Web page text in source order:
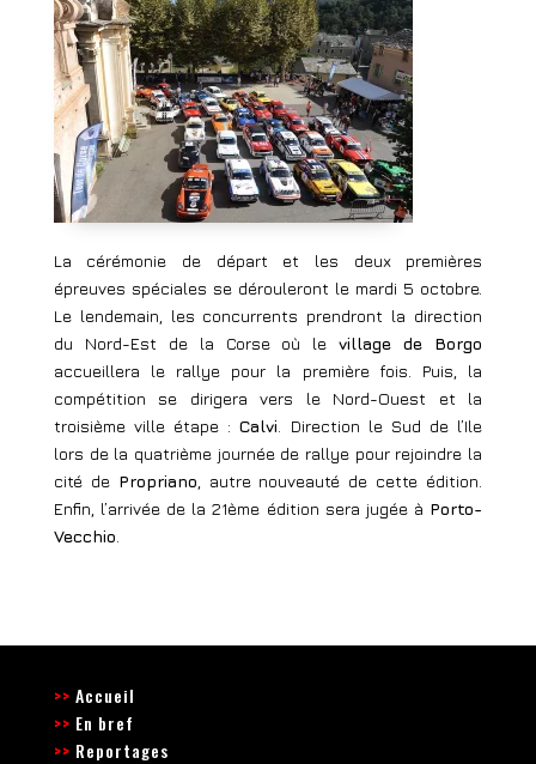
La cérémonie de départ et les deux premières
épreuves spéciales se dérouleront le mardi 5 octobre.
Le lendemain, les concurrents prendront la direction
du Nord-Est de la Corse où levillage de Borgo
accueillera le rallye pour la première fois. Puis, la
compétition se dirigera vers le Nord-Ouest et la
troisième ville étape :Calvi . Direction le Sud de l’Ile
lors de la quatrième journée de rallye pour rejoindre la
cité de Propriano , autre nouveauté de cette édition.
Enfin, l’arrivée de la 21ème édition sera jugée à Porto-
Vecchio
>> Accueil
>> En bref
>> Reportages